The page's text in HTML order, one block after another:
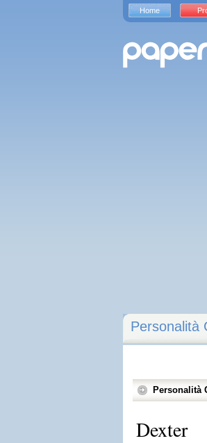
Personalità
Personalità
Dexter
Home